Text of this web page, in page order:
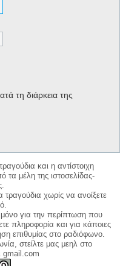
τη διάρκεια της
και η αντίστοιχη
τα μέλη της ιστοσελίδας-
τραγούδια χωρίς να ανοίξετε
μόνο για την περίπτωση που
πληροφορία και για κάποιες
επιθυμίας στο ραδιόφωνο.
στείλτε μας μεηλ στο
gmail.com